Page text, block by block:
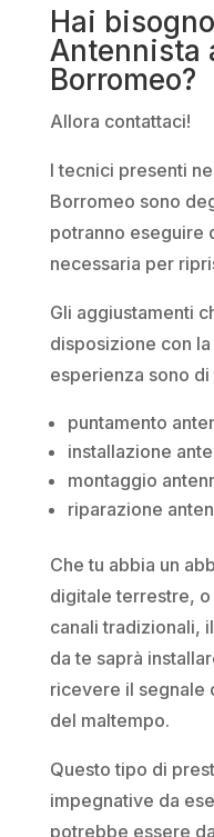
Hai
Antennista
Borromeo?
Allora contattaci!
I tecnici presenti
Borromeo sono
potranno eseguire
necessaria per
Gli aggiustamenti
disposizione con
esperienza sono
puntamento
installazione
montaggio
riparazione
Che tu abbia un
digitale terrestre,
canali tradizionali,
da te saprà
ricevere il segnale
del maltempo.
Questo tipo di
impegnative da
potrebbe essere